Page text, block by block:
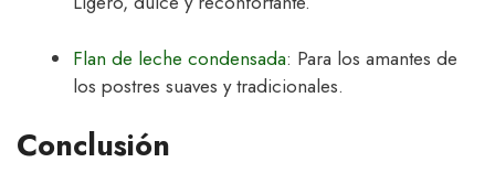
Flan de leche condensada: Para los amantes de
los postres suaves y tradicionales.
Conclusión